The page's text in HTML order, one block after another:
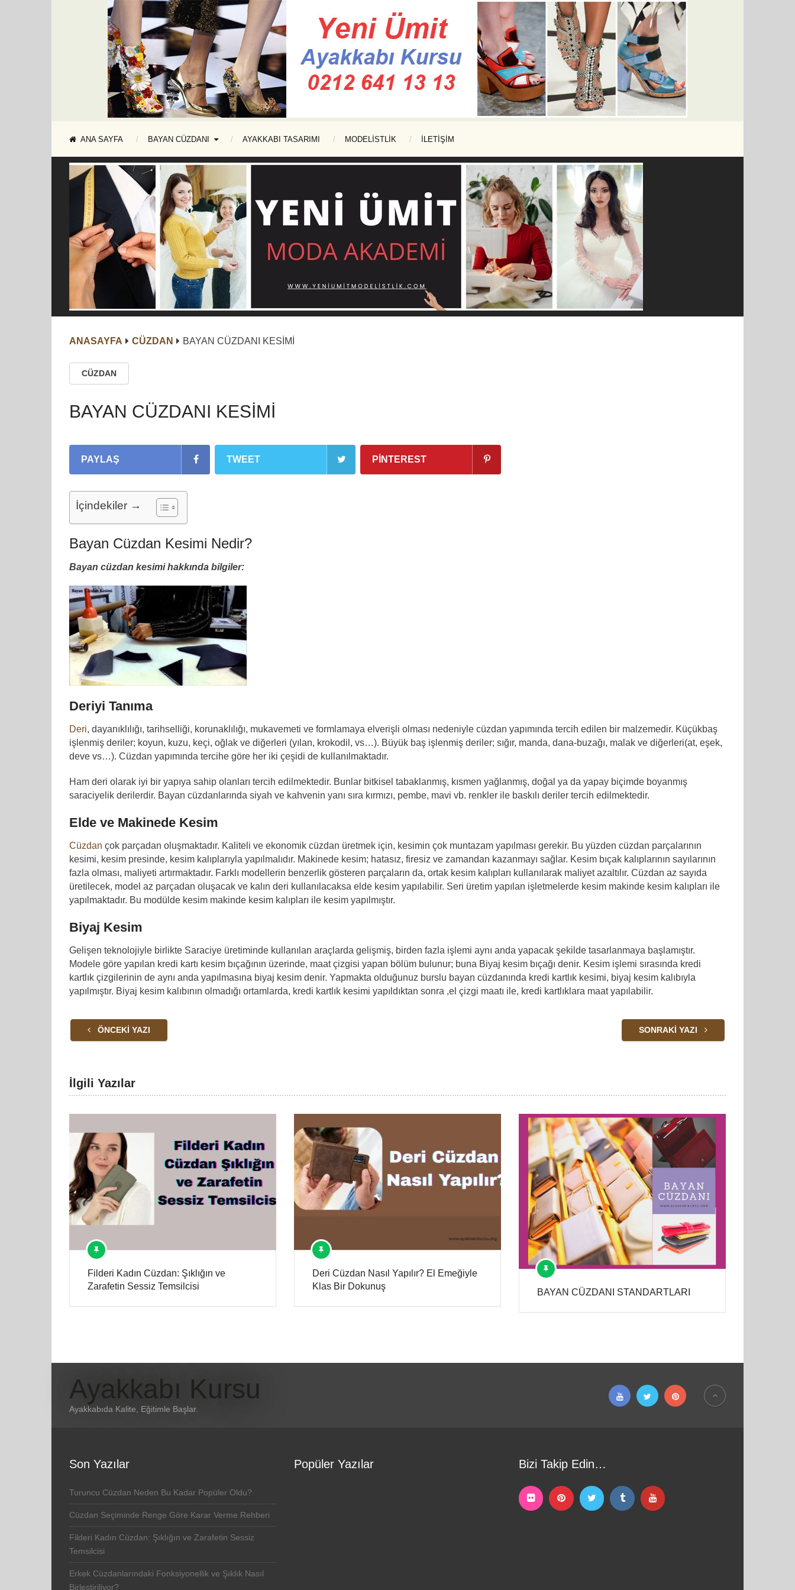
ANA SAYFA BAYAN CÜZDANI AYAKKABI TASARIMI MODELISTLIK İLETİŞİM
ANASAYFA CÜZDAN BAYAN CÜZDANI KESİMİ
CÜZDAN
BAYAN CÜZDANI KESİMİ
PAYLAŞ TWEET PINTEREST
İçindekiler →
Bayan Cüzdan Kesimi Nedir?
Bayan cüzdan kesimi hakkında bilgiler:
Deriyi Tanıma
Deri, dayanıklılığı, tarihselliği, korunaklılığı, mukavemeti ve formlamaya elverişli olması nedeniyle cüzdan yapımında tercih edilen bir malzemedir. Küçükbaş
işlenmiş deriler; koyun, kuzu, keçi, oğlak ve diğerleri (yılan, krokodil, vs…). Büyük baş işlenmiş deriler; sığır, manda, dana-buzağı, malak ve diğerleri(at, eşek,
deve vs…). Cüzdan yapımında tercihe göre her iki çeşidi de kullanılmaktadır.
Ham deri olarak iyi bir yapıya sahip olanları tercih edilmektedir. Bunlar bitkisel tabaklanmış, kısmen yağlanmış, doğal ya da yapay biçimde boyanmış
saraciyelik derilerdir. Bayan cüzdanlarında siyah ve kahvenin yanı sıra kırmızı, pembe, mavi vb. renkler ile baskılı deriler tercih edilmektedir.
Elde ve Makinede Kesim
Cüzdan çok parçadan oluşmaktadır. Kaliteli ve ekonomik cüzdan üretmek için, kesimin çok muntazam yapılması gerekir. Bu yüzden cüzdan parçalarının
kesimi, kesim presinde, kesim kalıplarıyla yapılmalıdır. Makinede kesim; hatasız, firesiz ve zamandan kazanmayı sağlar. Kesim bıçak kalıplarının sayılarının
fazla olması, maliyeti artırmaktadır. Farklı modellerin benzerlik gösteren parçaların da, ortak kesim kalıpları kullanılarak maliyet azaltılır. Cüzdan az sayıda
üretilecek, model az parçadan oluşacak ve kalın deri kullanılacaksa elde kesim yapılabilir. Seri üretim yapılan işletmelerde kesim makinde kesim kalıpları ile
yapılmaktadır. Bu modülde kesim makinde kesim kalıpları ile kesim yapılmıştır.
Biyaj Kesim
Gelişen teknolojiyle birlikte Saraciye üretiminde kullanılan araçlarda gelişmiş, birden fazla işlemi aynı anda yapacak şekilde tasarlanmaya başlamıştır.
Modele göre yapılan kredi kartı kesim bıçağının üzerinde, maat çizgisi yapan bölüm bulunur; buna Biyaj kesim bıçağı denir. Kesim işlemi sırasında kredi
kartlık çizgilerinin de aynı anda yapılmasına biyaj kesim denir. Yapmakta olduğunuz burslu bayan cüzdanında kredi kartlık kesimi, biyaj kesim kalıbıyla
yapılmıştır. Biyaj kesim kalıbının olmadığı ortamlarda, kredi kartlık kesimi yapıldıktan sonra ,el çizgi maatı ile, kredi kartlıklara maat yapılabilir.
ÖNCEKI YAZI SONRAKI YAZI
İlgili Yazılar
Filderi Kadın Cüzdan: Şıklığın ve
Zarafetin Sessiz Temsilcisi
Deri Cüzdan Nasıl Yapılır? El Emeğiyle
Klas Bir Dokunuş
BAYAN CÜZDANI STANDARTLARI
Ayakkabı Kursu
Ayakkabıda Kalite, Eğitimle Başlar.
Son Yazılar
Turuncu Cüzdan Neden Bu Kadar Popüler Oldu?
Cüzdan Seçiminde Renge Göre Karar Verme Rehberi
Filderi Kadın Cüzdan: Şıklığın ve Zarafetin Sessiz
Temsilcisi
Erkek Cüzdanlarındaki Fonksiyonellik ve Şıklık Nasıl
Birleştiriliyor?
Popüler Yazılar Bizi Takip Edin…